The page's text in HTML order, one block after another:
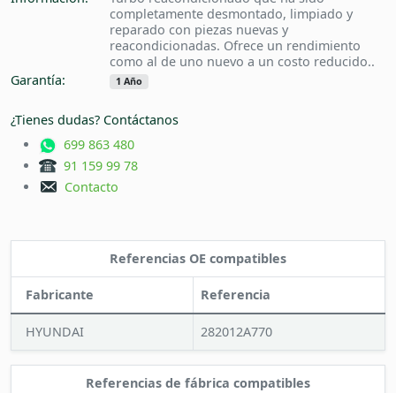
completamente desmontado, limpiado y
reparado con piezas nuevas y
reacondicionadas. Ofrece un rendimiento
como al de uno nuevo a un costo reducido..
Garantía:
1 Año
¿Tienes dudas? Contáctanos
699 863 480
91 159 99 78
Contacto
Referencias OE compatibles
Fabricante Referencia
HYUNDAI 282012A770
Referencias de fábrica compatibles